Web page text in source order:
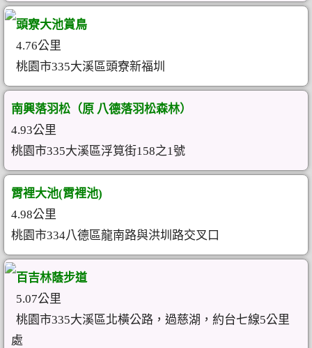
頭寮大池賞鳥
4.76公里
桃園市335大溪區頭寮新福圳
南興落羽松（原 八德落羽松森林）
4.93公里
桃園市335大溪區浮筧街158之1號
霄裡大池(霄裡池)
4.98公里
桃園市334八德區龍南路與洪圳路交叉口
百吉林蔭步道
5.07公里
桃園市335大溪區北橫公路，過慈湖，約台七線5公里
處